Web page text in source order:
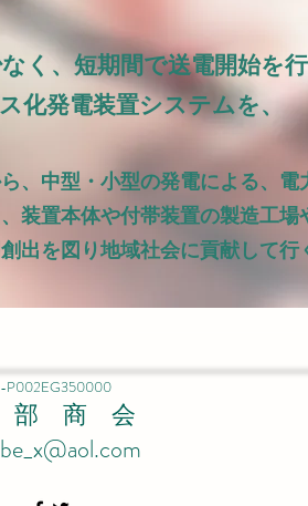
く、短期間で送電開始を
化発電装置システムを、
、中型・小型の発電による、電
装置本体や付帯装置の製造工場
出を図り地域社会に貢献して行
P002EG350000​
部 商 会